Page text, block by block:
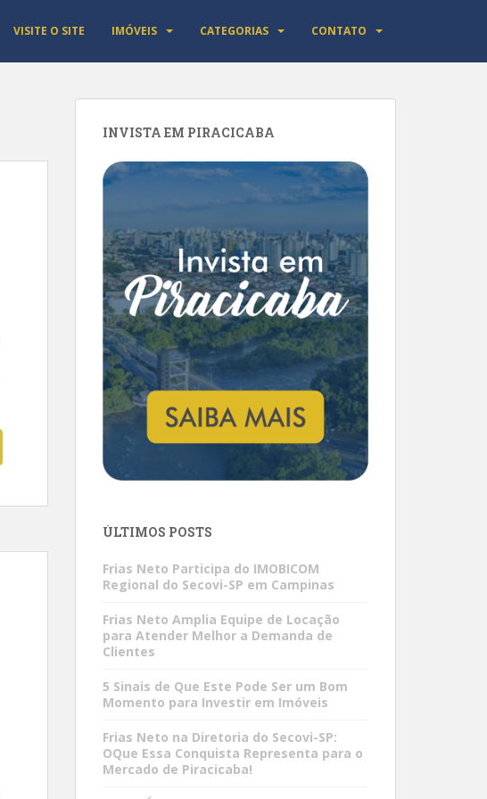
VISITE O SITE IMÓVEIS CATEGORIAS CONTATO
INVISTA EM PIRACICABA
ÚLTIMOS POSTS
Frias Neto Participa do IMOBICOM
Regional do Secovi-SP em Campinas
Frias Neto Amplia Equipe de Locação
para Atender Melhor a Demanda de
Clientes
5 Sinais de Que Este Pode Ser um Bom
Momento para Investir em Imóveis
Frias Neto na Diretoria do Secovi-SP:
OQue Essa Conquista Representa para o
Mercado de Piracicaba!